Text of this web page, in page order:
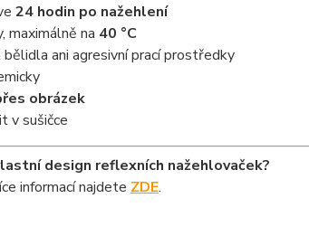
24 hodin po nažehlení
maximálně na 40 °C
ani agresivní prací prostředky
obrázek
v sušičce
design reflexních nažehlovaček?
informací najdete ZDE.